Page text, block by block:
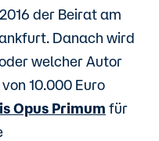
der Beirat am
Danach wird
welcher Autor
10.000 Euro
Opus Primum für